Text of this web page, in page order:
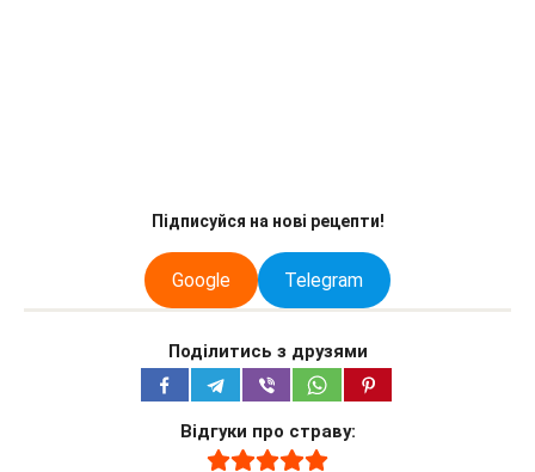
Підписуйся на нові рецепти!
Google Telegram
Поділитись з друзями
Відгуки про страву: